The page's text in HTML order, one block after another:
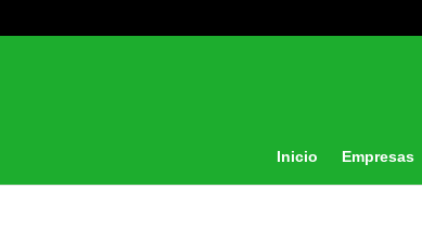
Inicio Empresas